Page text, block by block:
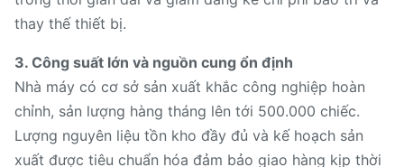
thay thế thiết bị.
3. Công suất lớn và nguồn cung ổn định
Nhà máy có cơ sở sản xuất khắc công nghiệp hoàn
chỉnh, sản lượng hàng tháng lên tới 500.000 chiếc.
Lượng nguyên liệu tồn kho đầy đủ và kế hoạch sản
xuất được tiêu chuẩn hóa đảm bảo giao hàng kịp thời